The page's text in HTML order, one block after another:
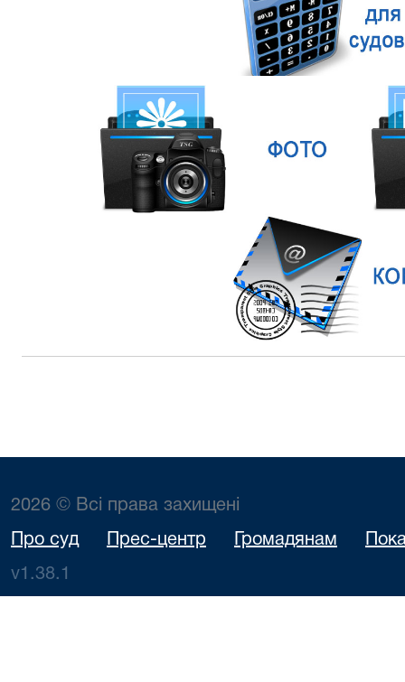
2026 © Всі права захищені
Про суд Прес-центр Громадянам
v1.38.1